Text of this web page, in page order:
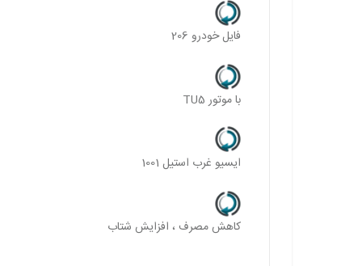
فایل خودرو 206
با موتور TU5
ایسیو غرب استیل 1001
کاهش مصرف ، افزایش شتاب